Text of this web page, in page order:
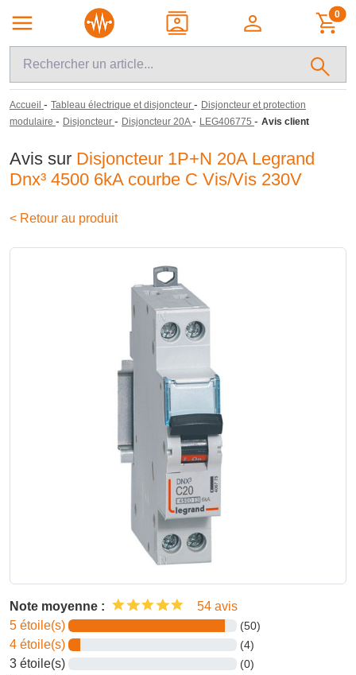
0
Accueil - Tableau électrique et disjoncteur - Disjoncteur et protection
modulaire - Disjoncteur - Disjoncteur 20A - LEG406775 - Avis client
Avis sur Disjoncteur 1P+N 20A Legrand
Dnx³ 4500 6kA courbe C Vis/Vis 230V
< Retour au produit
Note moyenne :
54 avis
5 étoile(s)
(50)
4 étoile(s) (4)
3 étoile(s) (0)